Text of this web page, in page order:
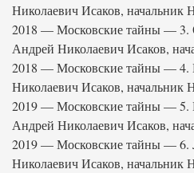
Николаевич Исаков, начальник
2018 — Московские тайны —
Андрей Николаевич Исаков,
2018 — Московские тайны — 4.
Николаевич Исаков, начальник
2019 — Московские тайны — 5.
Андрей Николаевич Исаков,
2019 — Московские тайны —
Николаевич Исаков, начальник